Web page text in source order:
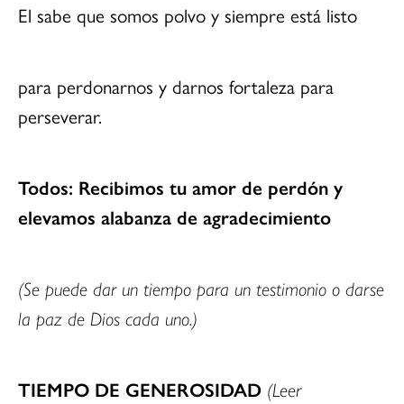
El sabe que somos polvo y siempre está listo
para perdonarnos y darnos fortaleza para
perseverar.
Todos: Recibimos tu amor de perdón y
elevamos alabanza de agradecimiento
(Se puede dar un tiempo para un testimonio o darse
la paz de Dios cada uno.)
TIEMPO DE GENEROSIDAD (Leer